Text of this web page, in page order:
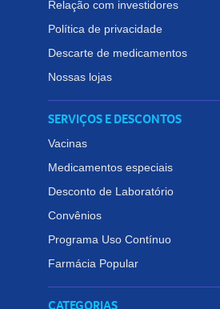
Relação com investidores
Política de privacidade
Descarte de medicamentos
Nossas lojas
SERVIÇOS E DESCONTOS
Vacinas
Medicamentos especiais
Desconto de Laboratório
Convênios
Programa Uso Contínuo
Farmácia Popular
CATEGORIAS